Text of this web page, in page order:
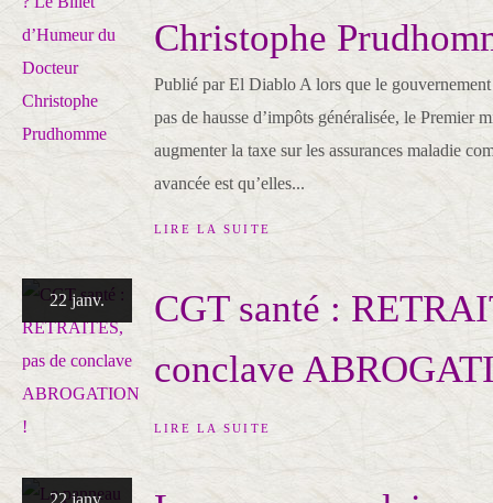
Christophe
Publié par El Diablo A lors que le
pas de hausse d’impôts généralisée, le Premier
augmenter la taxe sur les assurances maladie
avancée est qu’elles...
LIRE LA SUITE
22 janv.
CGT santé :
conclave
LIRE LA SUITE
22 janv.